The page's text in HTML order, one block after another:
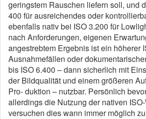
geringstem Rauschen liefern soll, und
400 für ausreichendes oder
ebenfalls nativ bei ISO 3.200 für
nach Anforderungen, eigenen
angestrebtem Ergebnis ist ein höherer
Ausnahmefällen oder
bis ISO 6.400 – dann sicherlich mit
der Bildqualität und einem größeren
Pro- duktion – nutzbar. Persönlich
allerdings die Nutzung der nativen
versuchen dies wann immer möglich